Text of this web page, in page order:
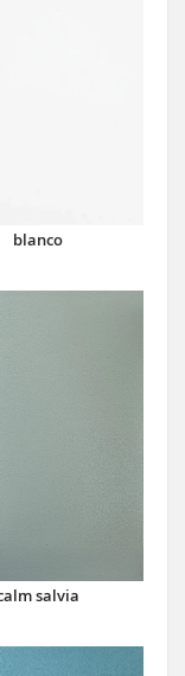
blanco
salvia